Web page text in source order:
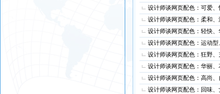
设计师谈网页配色：可爱
设计师谈网页配色：柔和
设计师谈网页配色：轻快
设计师谈网页配色：运动型
设计师谈网页配色：狂野
设计师谈网页配色：华丽
设计师谈网页配色：高尚
设计师谈网页配色：回味